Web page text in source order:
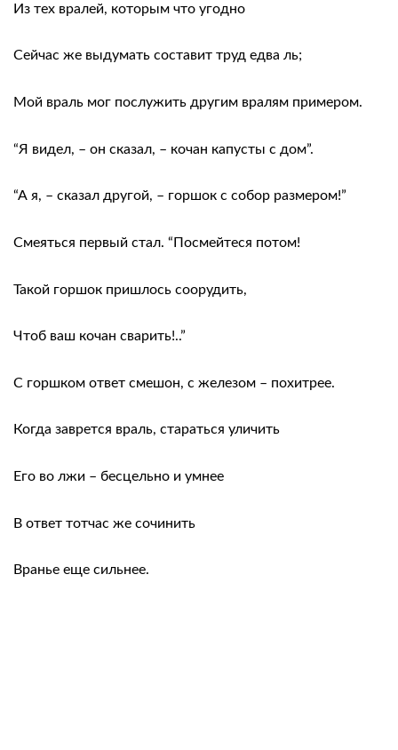
Из тех вралей, которым что угодно
Сейчас же выдумать составит труд едва ль;
Мой враль мог послужить другим вралям примером.
“Я видел, – он сказал, – кочан капусты с дом”.
“А я, – сказал другой, – горшок с собор размером!”
Смеяться первый стал. “Посмейтеся потом!
Такой горшок пришлось соорудить,
Чтоб ваш кочан сварить!..”
С горшком ответ смешон, с железом – похитрее.
Когда заврется враль, стараться уличить
Его во лжи – бесцельно и умнее
В ответ тотчас же сочинить
Вранье еще сильнее.